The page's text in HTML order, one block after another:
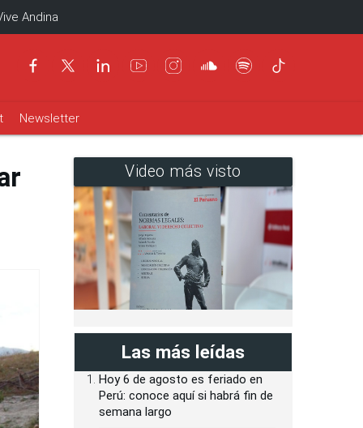
Andina
Newsletter
Video más visto
Las más leídas
Hoy 6 de agosto es feriado en
Perú: conoce aquí si habrá fin de
semana largo